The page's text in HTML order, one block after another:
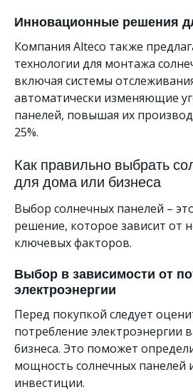
Инновационные решения
Компания Alteco также
технологии для монтажа
включая системы
автоматически изменяющие
панелей, повышая их
25%.
Как правильно выбрать
для дома или бизнеса
Выбор солнечных панелей –
решение, которое зависит от
ключевых факторов.
Выбор в зависимости от
электроэнергии
Перед покупкой следует
потребление электроэнергии
бизнеса. Это поможет
мощность солнечных панелей
инвестиции.